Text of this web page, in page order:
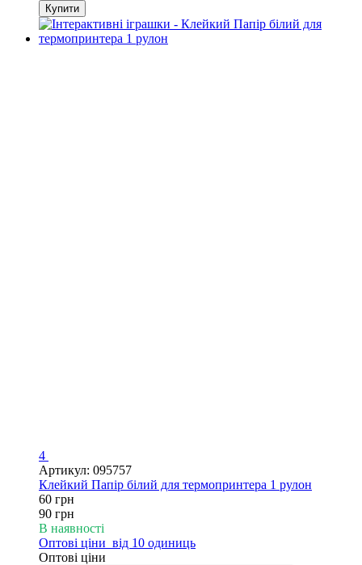
Купити
4
Артикул: 095757
Клейкий Папір білий для термопринтера 1 рулон
60 грн
90 грн
В наявності
Оптові ціни від 10 одиниць
Оптові ціни